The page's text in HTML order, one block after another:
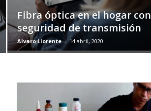
Fibra óptica en el hogar con
seguridad de transmisión
Alvaro Llorente - 14 abril, 2020